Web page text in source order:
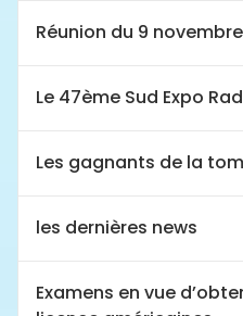
Réunion du 9
Le 47ème Sud Expo
Les gagnants de la
les dernières news
Examens en vue